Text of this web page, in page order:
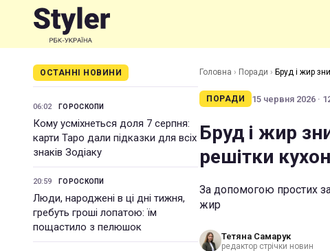
ОСТАННІ НОВИНИ
06:02 ГОРОСКОПИ
Кому усміхнеться доля 7 серпня:
карти Таро дали підказки для всіх
знаків Зодіаку
20:59 ГОРОСКОПИ
Люди, народжені в ці дні тижня,
гребуть гроші лопатою: їм
пощастило з пелюшок
Головна › Поради › Бруд і жир
ПОРАДИ 15 червня 2026 ·
Бруд і жир
решітки
За допомогою простих
жир
Тетяна Самарук
редактор стрічки новин